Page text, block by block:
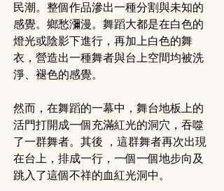
民潮。整個作品滲出一種分割與未知的
感覺。鄉愁瀰漫。舞蹈大都是在白色的
燈光或陰影下進行，再加上白色的舞
衣，營造出一種舞者與台上空間均被洗
淨、褪色的感覺。
然而，在舞蹈的一幕中，舞台地板上的
活門打開成一個充滿紅光的洞穴，吞噬
了一群舞者。其後 ，這群舞者再次出現
在台上，排成一行，一個一個地步向及
跳入了這個不祥的血紅光洞中。